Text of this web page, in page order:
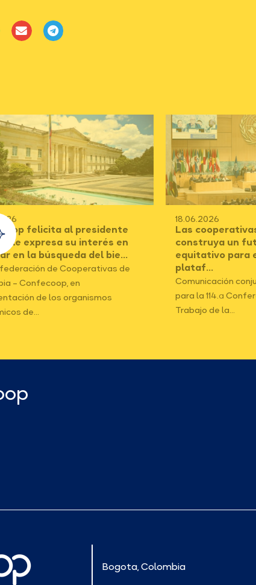
felicita al presidente
le expresa su interés en
en la búsqueda del bie...
de Cooperativas de
– Confecoop, en
de los organismos
de...
18.06.2026
Las
construya un
equitativo para
plataf...
Comunicación
para la 114.ª
Trabajo de la...
Bogota, Colombia